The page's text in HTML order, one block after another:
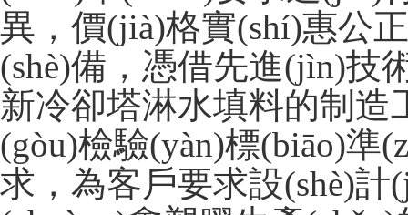
異，價(jià)格實(shí)惠
(shè)備，憑借先進(jìn)
新冷卻塔淋水填料的制造
(gòu)檢驗(yàn)標(biāo)準
求，為客戶要求設(shè)